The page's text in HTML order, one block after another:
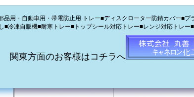
用・自動車用・帯電防止用 トレー■ディスクローター防錆カバー■プ
冷凍自販機■耐寒トレー■トップシール対応トレー■レンジ対応トレー
関東方面のお客様はコチラへ